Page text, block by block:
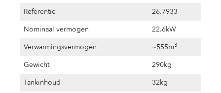
Referentie
26.7933
Nominaal vermogen
22.6kW
Verwarmingsvermogen
~555m3
Gewicht
290kg
Tankinhoud
32kg